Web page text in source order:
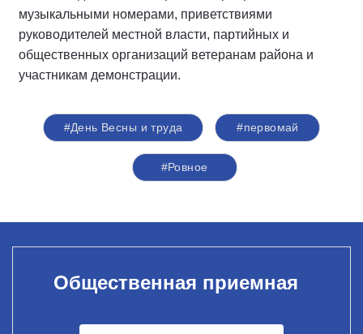
музыкальными номерами, приветствиями
руководителей местной власти, партийных и
общественных организаций ветеранам района и
участникам демонстрации.
#День Весны и труда #первомай
#Ровное
Общественная приемная